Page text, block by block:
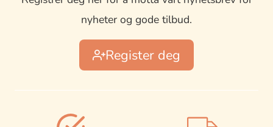
nyheter og gode tilbud.
Register deg